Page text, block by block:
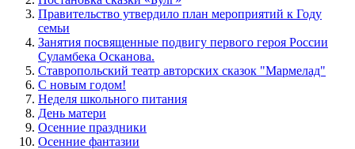
Правительство утвердило план мероприятий к Году
семьи
Занятия посвященные подвигу первого героя России
Суламбека Осканова.
Ставропольский театр авторских сказок "Мармелад"
С новым годом!
Неделя школьного питания
День матери
Осенние праздники
Осенние фантазии